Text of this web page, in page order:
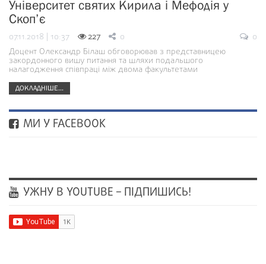
Університет святих Кирила і Мефодія у
Скоп’є
07.11.2018 | 10:37 227 0
0
Доцент Олександр Білаш обговорював з представницею
закордонного вишу питання та шляхи подальшого
налагодження співпраці між двома факультетами
ДОКЛАДНІШЕ...
МИ У FACEBOOK
УЖНУ В YOUTUBE – ПІДПИШИСЬ!